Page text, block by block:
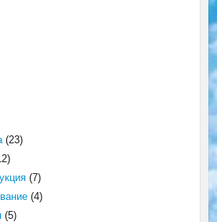
(23)
(7)
(4)
(5)